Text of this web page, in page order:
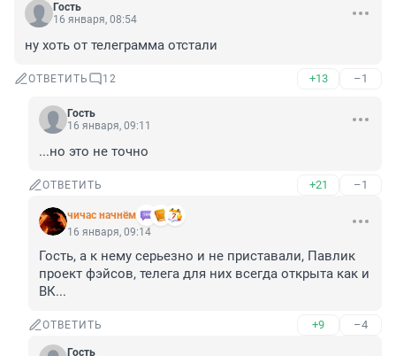
Гость
16 января, 08:54
ну хоть от телеграмма отстали
ОТВЕТИТЬ 12 +13 –1
Гость
16 января, 09:11
...но это не точно
ОТВЕТИТЬ +21 –1
чичас начнём
16 января, 09:14
Гость, а к нему серьезно и не приставали, Павлик
проект фэйсов, телега для них всегда открыта как и
ВК...
ОТВЕТИТЬ +9 –4
Гость